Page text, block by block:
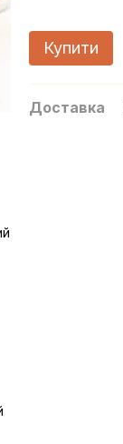
Купити
Доставка